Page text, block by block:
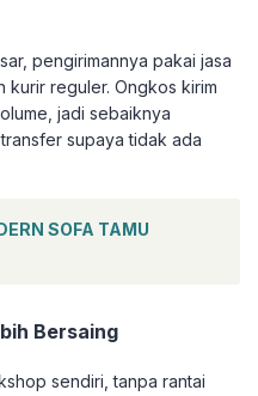
pengirimannya pakai jasa
kurir reguler. Ongkos kirim
jadi sebaiknya
supaya tidak ada
SOFA TAMU
Bersaing
sendiri, tanpa rantai